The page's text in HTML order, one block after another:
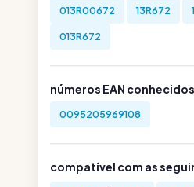
013R00672 13R672
013R672
números EAN
0095205969108
compatível com as